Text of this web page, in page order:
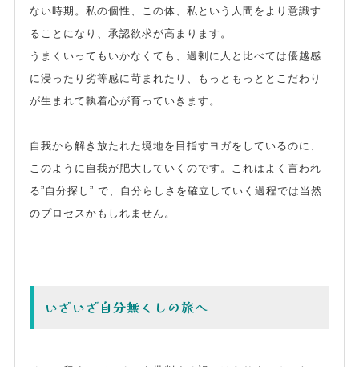
ない時期。私の個性、この体、私という人間をより意識す
ることになり、承認欲求が高まります。
うまくいってもいかなくても、過剰に人と比べては優越感
に浸ったり劣等感に苛まれたり、もっともっととこだわり
が生まれて執着心が育っていきます。
自我から解き放たれた境地を目指すヨガをしているのに、
このように自我が肥大していくのです。これはよく言われ
る”自分探し” で、自分らしさを確立していく過程では当然
のプロセスかもしれません。
いざいざ自分無くしの旅へ